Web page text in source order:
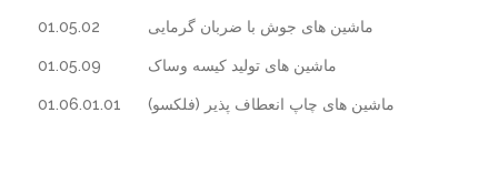
01.05.02 ماشین های جوش با ضربان گرمایی
01.05.09 ماشین های تولید کیسه وساک
01.06.01.01 ماشین های چاپ انعطاف پذیر (فلکسو)